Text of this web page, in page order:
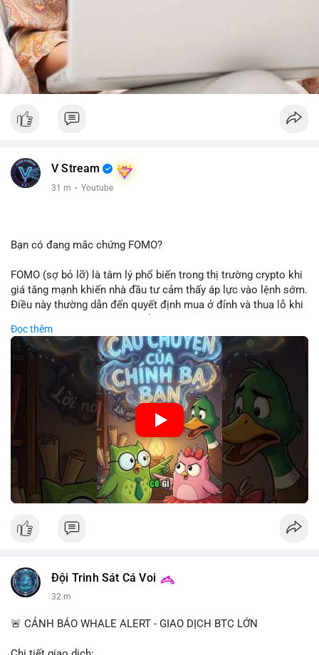
V Stream
31 m · Youtube
Bạn có đang mắc chứng FOMO?
FOMO (sợ bỏ lỡ) là tâm lý phổ biến trong thị trường crypto khi
giá tăng mạnh khiến nhà đầu tư cảm thấy áp lực vào lệnh sớm.
Điều này thường dẫn đến quyết định mua ở đỉnh và thua lỗ khi
chiến lược đầu tư rõ ràng.
🎥 Xem video trực tiếp tại:
Nguồn: Cú Thông Thái
Đọc thêm
Đội Trinh Sát Cá Voi
32 m
🚨 CẢNH BÁO WHALE ALERT - GIAO DỊCH BTC LỚN